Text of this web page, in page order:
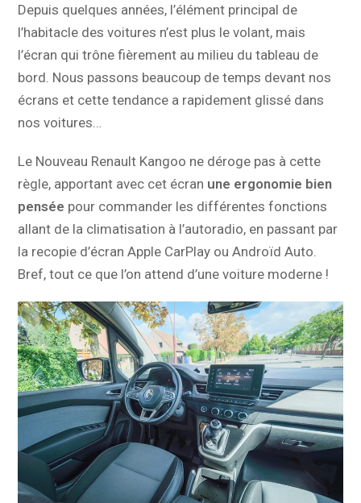
Depuis quelques années, l’élément principal de
l’habitacle des voitures n’est plus le volant, mais
l’écran qui trône fièrement au milieu du tableau de
bord. Nous passons beaucoup de temps devant nos
écrans et cette tendance a rapidement glissé dans
nos voitures…
Le Nouveau Renault Kangoo ne déroge pas à cette
règle, apportant avec cet écran une ergonomie bien
pensée pour commander les différentes fonctions
allant de la climatisation à l’autoradio, en passant par
la recopie d’écran Apple CarPlay ou Androïd Auto.
Bref, tout ce que l’on attend d’une voiture moderne !